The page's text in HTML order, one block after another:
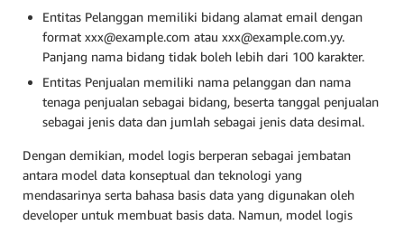
Entitas Pelanggan memiliki bidang alamat email dengan
format xxx@example.com atau xxx@example.com.yy.
Panjang nama bidang tidak boleh lebih dari 100 karakter.
Entitas Penjualan memiliki nama pelanggan dan nama
tenaga penjualan sebagai bidang, beserta tanggal penjualan
sebagai jenis data dan jumlah sebagai jenis data desimal.
Dengan demikian, model logis berperan sebagai jembatan
antara model data konseptual dan teknologi yang
mendasarinya serta bahasa basis data yang digunakan oleh
developer untuk membuat basis data. Namun, model logis